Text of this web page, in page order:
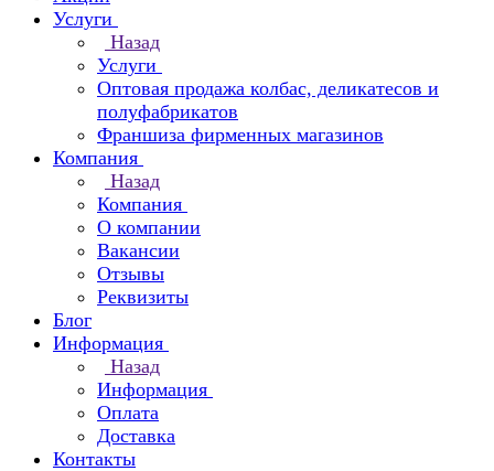
Услуги
Назад
Услуги
Оптовая продажа колбас, деликатесов и
полуфабрикатов
Франшиза фирменных магазинов
Компания
Назад
Компания
О компании
Вакансии
Отзывы
Реквизиты
Блог
Информация
Назад
Информация
Оплата
Доставка
Контакты